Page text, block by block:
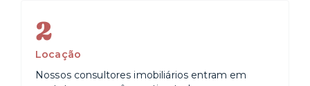
2
Locação
Nossos consultores imobiliários entram em